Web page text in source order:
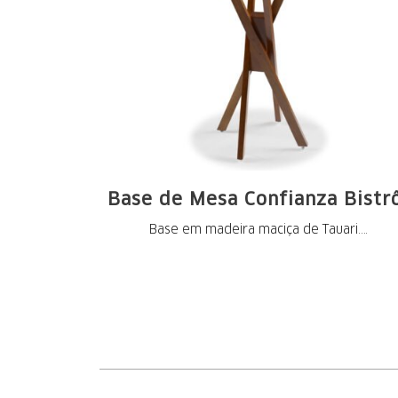
Base de Mesa Confianza
Base em madeira maciça de Tauari.